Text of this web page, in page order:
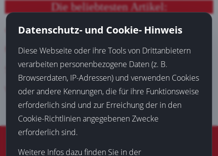
Die beliebtesten Artikel:
Günstiges Familienhotel finden
Mit Sportwetten Geld verdienen
Suchmaschinenoptimierung (SEO) bringt Neukunden
Versicherungsmakler Dortmund verschafft Einsparungen
Impressum
Datenschutz- und Cookie- Hinweis
Diese Webseite oder ihre Tools von Drittanbietern
verarbeiten personenbezogene Daten (z. B.
Browserdaten, IP-Adressen) und verwenden Cookies
oder andere Kennungen, die für ihre Funktionsweise
erforderlich sind und zur Erreichung der in den
Cookie-Richtlinien angegebenen Zwecke
erforderlich sind.
Weitere Infos dazu finden Sie in der